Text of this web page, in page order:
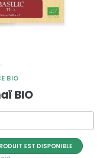
BIO
BIO
EST DISPONIBLE